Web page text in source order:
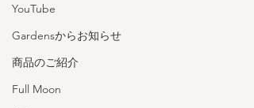
YouTube
Gardensからお知らせ
商品のご紹介
Full Moon